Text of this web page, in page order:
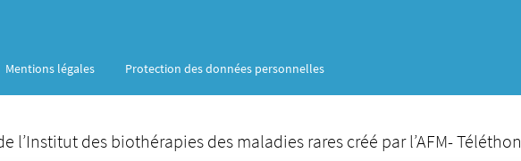
Mentions légales Protection des données personnelles
l’Institut des biothérapies des maladies rares créé par l’AFM- Téléthon